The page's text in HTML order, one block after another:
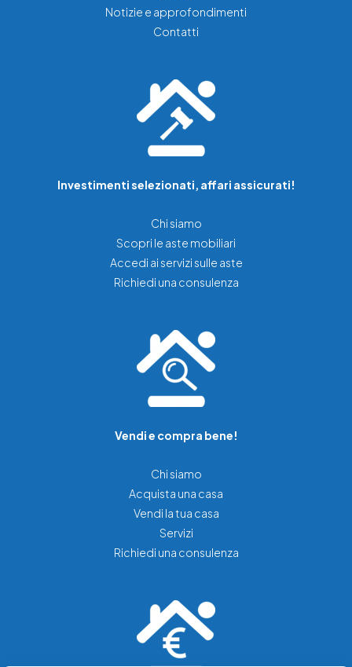
Notizie e approfondimenti
Contatti
Investimenti selezionati, affari assicurati!
Chi siamo
Scopri le aste mobiliari
Accedi ai servizi sulle aste
Richiedi una consulenza
Vendi e compra bene!
Chi siamo
Acquista una casa
Vendi la tua casa
Servizi
Richiedi una consulenza